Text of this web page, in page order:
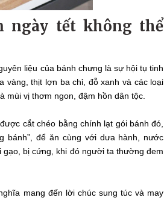
ngày tết không thể
liệu của bánh chưng là sự hội tụ tinh
vàng, thịt lợn ba chỉ, đỗ xanh và các loại
mùi vị thơm ngon, đậm hồn dân tộc.
cắt chéo bằng chính lạt gói bánh đó,
bánh”, để ăn cùng với dưa hành, nước
bị cứng, khi đó người ta thường đem
mang đến lời chúc sung túc và may